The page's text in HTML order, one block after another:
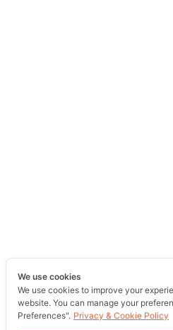
We use cookies
We use cookies to improve your
website. You can manage your
Preferences". Privacy & Cookie Policy